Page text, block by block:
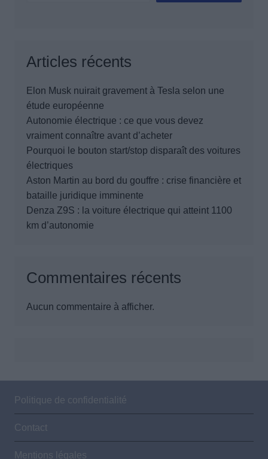
Articles récents
Elon Musk nuirait gravement à Tesla selon une
étude européenne
Autonomie électrique : ce que vous devez
vraiment connaître avant d’acheter
Pourquoi le bouton start/stop disparaît des voitures
électriques
Aston Martin au bord du gouffre : crise financière et
bataille juridique imminente
Denza Z9S : la voiture électrique qui atteint 1100
km d’autonomie
Commentaires récents
Aucun commentaire à afficher.
Politique de confidentialité
Contact
Mentions légales